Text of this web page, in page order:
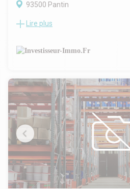
93500 Pantin
Opportunité Exceptionnelle
d'entreprise, vous propose à la
d'activités situé à Pantin. Ce bien
Description du Local d'Activités :
Superficie Totale : 520 m²
En étage :
Activités : 330 m²
Mezzanine : 190 m²
Disponibilité : Immédiate
Caractéristiques :
Surface Entrepôt : 330 m²
Hauteur sous Plafond : 5,5
stockage.
Lire plus